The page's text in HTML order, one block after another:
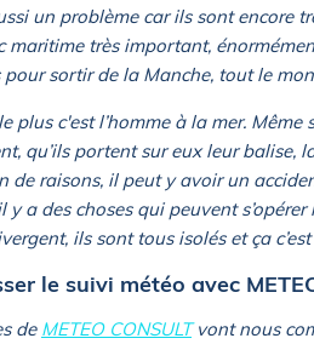
un problème car ils sont encore
très important,
sortir de la Manche, tout le
plus c'est l’homme à la mer.
qu’ils portent sur eux leur balise,
raisons, il peut y avoir un
a des choses qui peuvent
ils sont tous isolés et ça
le suivi météo avec
de METEO CONSULTvont nous